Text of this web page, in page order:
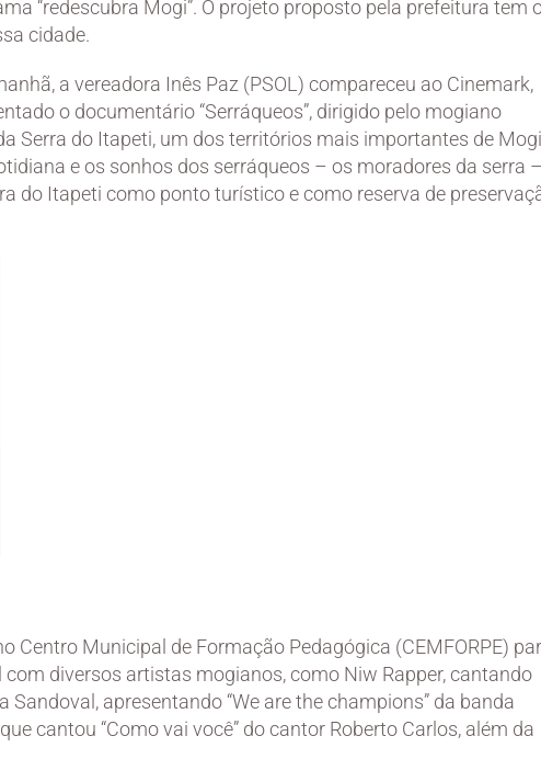
“redescubra Mogi”. O projeto proposto pela prefeitura tem
cidade.
a vereadora Inês Paz (PSOL) compareceu ao Cinemark,
o documentário “Serráqueos”, dirigido pelo mogiano
Serra do Itapeti, um dos territórios mais importantes de
e os sonhos dos serráqueos – os moradores da serra
do Itapeti como ponto turístico e como reserva de
Centro Municipal de Formação Pedagógica (CEMFORPE)
diversos artistas mogianos, como Niw Rapper, cantando
Sandoval, apresentando “We are the champions” da banda
cantou “Como vai você” do cantor Roberto Carlos, além da